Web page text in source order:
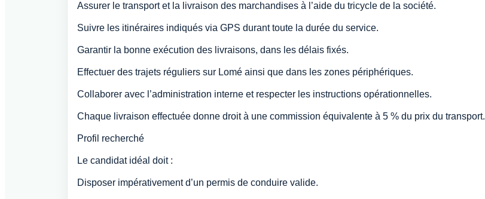
Assurer le transport et la livraison des marchandises à l’aide du tricycle de la société.
Suivre les itinéraires indiqués via GPS durant toute la durée du service.
Garantir la bonne exécution des livraisons, dans les délais fixés.
Effectuer des trajets réguliers sur Lomé ainsi que dans les zones périphériques.
Collaborer avec l’administration interne et respecter les instructions opérationnelles.
Chaque livraison effectuée donne droit à une commission équivalente à 5 % du prix du transport.
Profil recherché
Le candidat idéal doit :
Disposer impérativement d’un permis de conduire valide.